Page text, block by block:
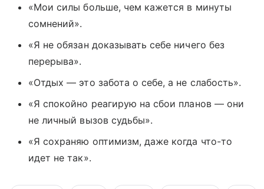
«Мои силы больше, чем кажется в минуты
сомнений».
«Я не обязан доказывать себе ничего без
перерыва».
«Отдых — это забота о себе, а не слабость».
«Я спокойно реагирую на сбои планов — они
не личный вызов судьбы».
«Я сохраняю оптимизм, даже когда что-то
идет не так».